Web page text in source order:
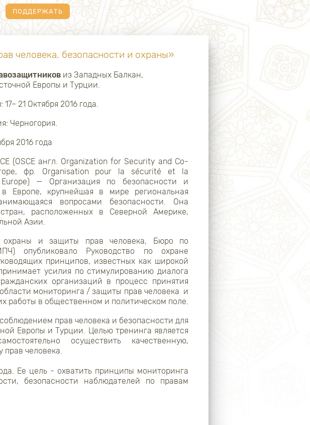
ПОДДЕРЖАТЬ
человека, безопасности и охраны»
из Западных Балкан,
Европы и Турции.
21 Октября 2016 года.
Черногория.
2016 года
(OSCE англ. Organization for Security and Co-
фр. Organisation pour la sécurité et la
— Организация по безопасности и
в Европе, крупнейшая в мире региональная
вопросами безопасности. Она
расположенных в Северной Америке,
Азии.
и защиты прав человека, Бюро по
опубликовало Руководство по охране
принципов, известных как широкой
усилия по стимулированию диалога
организаций в процесс принятия
мониторинга / защиты прав человека и
работы в общественном и политическом поле.
прав человека и безопасности для
Европы и Турции. Целью тренинга является
осуществить качественную,
прав человека.
Ее цель - охватить принципы мониторинга
безопасности наблюдателей по правам